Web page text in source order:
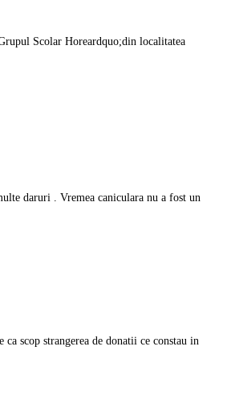
Scolar Horeardquo;din localitatea
daruri . Vremea caniculara nu a fost un
scop strangerea de donatii ce constau in